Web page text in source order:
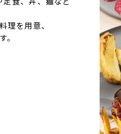
理を用意、
。